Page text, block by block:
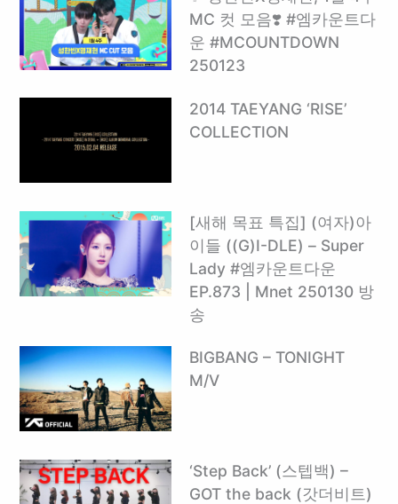
MC 컷 모음❣️ #엠카운트다
운 #MCOUNTDOWN
250123
2014 TAEYANG ‘RISE’
COLLECTION
[새해 목표 특집] (여자)아
이들 ((G)I-DLE) – Super
Lady #엠카운트다운
EP.873 | Mnet 250130 방
송
BIGBANG – TONIGHT
M/V
‘Step Back’ (스텝백) –
GOT the back (갓더비트)